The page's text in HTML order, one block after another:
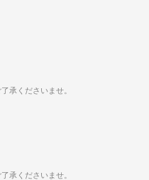
承くださいませ。
承くださいませ。